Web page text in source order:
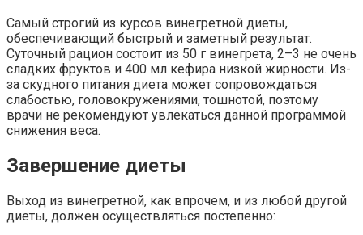
Самый строгий из курсов винегретной диеты,
обеспечивающий быстрый и заметный результат.
Суточный рацион состоит из 50 г винегрета, 2–3 не очень
сладких фруктов и 400 мл кефира низкой жирности. Из-
за скудного питания диета может сопровождаться
слабостью, головокружениями, тошнотой, поэтому
врачи не рекомендуют увлекаться данной программой
снижения веса.
Завершение диеты
Выход из винегретной, как впрочем, и из любой другой
диеты, должен осуществляться постепенно: